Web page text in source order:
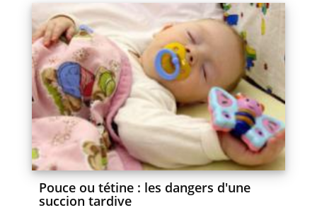
Pouce ou tétine : les dangers d'une
succion tardive